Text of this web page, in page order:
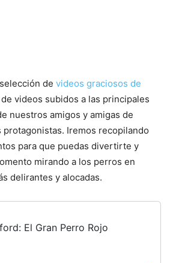
de videos graciosos de
videos subidos a las principales
nuestros amigos y amigas de
protagonistas. Iremos recopilando
para que puedas divertirte y
mirando a los perros en
delirantes y alocadas.
El Gran Perro Rojo